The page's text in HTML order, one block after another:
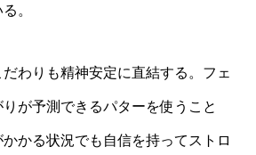
。
わりも精神安定に直結する。フェ
が予測できるパターを使うこと
かる状況でも自信を持ってストロ